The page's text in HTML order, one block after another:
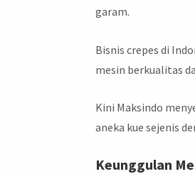
garam.
Bisnis crepes di
mesin berkualitas
Kini Maksindo
aneka kue sejenis
Keunggulan